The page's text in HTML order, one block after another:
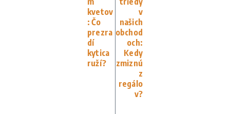
kvetov
: Čo
prezra
dí
kytica
ruží?
v
našich
obchod
och:
Kedy
zmiznú
z
regálo
v?